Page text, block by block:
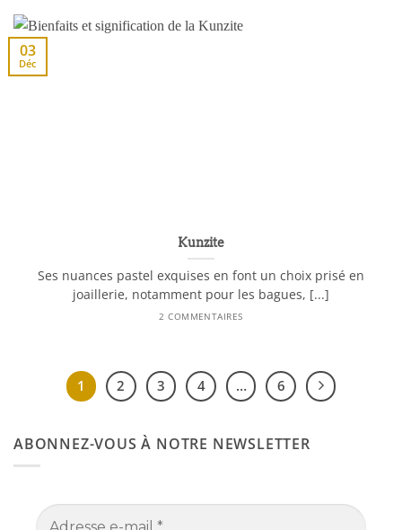
Kunzite
Ses nuances pastel exquises en font un choix prisé en
joaillerie, notamment pour les bagues, [...]
2 COMMENTAIRES
03
Déc
1 2 3 4 … 6
ABONNEZ-VOUS À NOTRE NEWSLETTER